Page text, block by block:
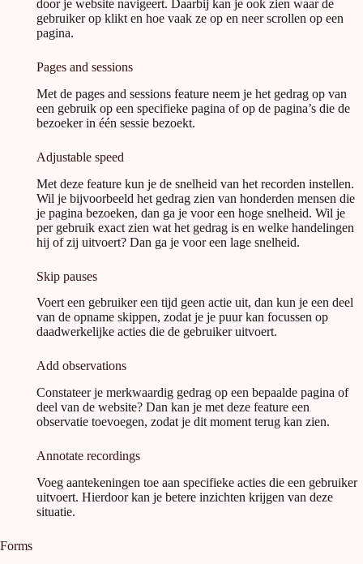
door je website navigeert. Daarbij kan je ook zien waar de
gebruiker op klikt en hoe vaak ze op en neer scrollen op een
pagina.
Pages and sessions
Met de pages and sessions feature neem je het gedrag op van
een gebruik op een specifieke pagina of op de pagina’s die de
bezoeker in één sessie bezoekt.
Adjustable speed
Met deze feature kun je de snelheid van het recorden instellen.
Wil je bijvoorbeeld het gedrag zien van honderden mensen die
je pagina bezoeken, dan ga je voor een hoge snelheid. Wil je
per gebruik exact zien wat het gedrag is en welke handelingen
hij of zij uitvoert? Dan ga je voor een lage snelheid.
Skip pauses
Voert een gebruiker een tijd geen actie uit, dan kun je een deel
van de opname skippen, zodat je je puur kan focussen op
daadwerkelijke acties die de gebruiker uitvoert.
Add observations
Constateer je merkwaardig gedrag op een bepaalde pagina of
deel van de website? Dan kan je met deze feature een
observatie toevoegen, zodat je dit moment terug kan zien.
Annotate recordings
Voeg aantekeningen toe aan specifieke acties die een gebruiker
uitvoert. Hierdoor kan je betere inzichten krijgen van deze
situatie.
Forms